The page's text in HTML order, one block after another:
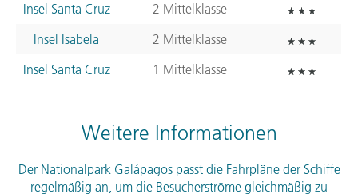
Insel Santa Cruz
2 Mittelklasse
Insel Isabela
2 Mittelklasse
Insel Santa Cruz
1 Mittelklasse
Weitere Informationen
Der Nationalpark Galápagos passt die Fahrpläne der Schiffe
regelmäßig an, um die Besucherströme gleichmäßig zu